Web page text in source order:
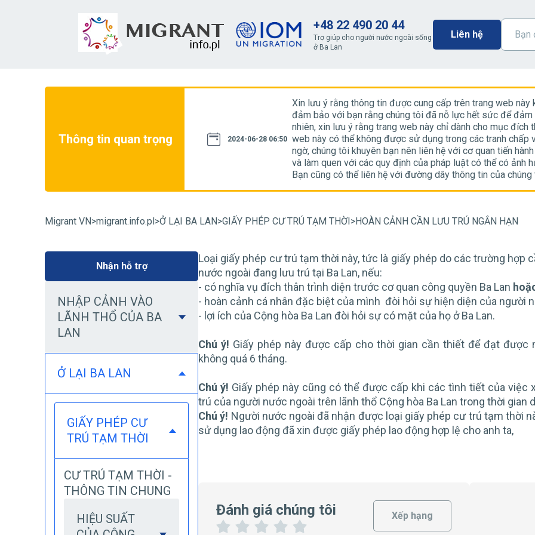
+48 22 490 20 44
Trợ giúp cho người nước ngoài sống
ở Ba Lan
Liên hệ
Thông tin quan trọng
chính phủ. Trong trường hợp nghi
2024-06-28 06:50
Xin lưu ý rằng thông tin được cung cấp trên trang web này
đảm bảo với bạn rằng chúng tôi đã nỗ lực hết sức để đảm
nhiên, xin lưu ý rằng trang web này chỉ dành cho mục
web này có thể không được sử dụng trong các tranh chấp
ngờ, chúng tôi khuyên bạn nên liên hệ với cơ quan tiến
và làm quen với các quy định của pháp luật có thể có ảnh
Bạn cũng có thể liên hệ với đường dây thông tin của
Migrant VN>migrant.info.pl>Ở LẠI BA LAN>GIẤY PHÉP CƯ TRÚ TẠM THỜI>HOÀN CẢNH CẦN LƯU TRÚ NGẮN HẠN
Nhận hỗ trợ
NHẬP CẢNH VÀO
LÃNH THỔ CỦA BA
LAN
Ở LẠI BA LAN
GIẤY PHÉP CƯ
TRÚ TẠM THỜI
CƯ TRÚ TẠM THỜI -
THÔNG TIN CHUNG
HIỆU SUẤT
Loại giấy phép cư trú tạm thời này, tức là giấy phép do các trường
nước ngoài đang lưu trú tại Ba Lan, nếu:
- có nghĩa vụ đích thân trình diện trước cơ quan công quyền Ba Lan
- hoàn cảnh cá nhân đặc biệt của mình đòi hỏi sự hiện diện của người
- lợi ích của Cộng hòa Ba Lan đòi hỏi sự có mặt của họ ở Ba Lan.
Chú ý! Giấy phép này được cấp cho thời gian cần thiết để đạt
không quá 6 tháng.
Chú ý! Giấy phép này cũng có thể được cấp khi các tình tiết của
trú của người nước ngoài trên lãnh thổ Cộng hòa Ba Lan trong thời gian
Chú ý! Người nước ngoài đã nhận được loại giấy phép cư trú tạm thời
sử dụng lao động đã xin được giấy phép lao động hợp lệ cho anh ta,
Đánh giá chúng tôi Xếp hạng